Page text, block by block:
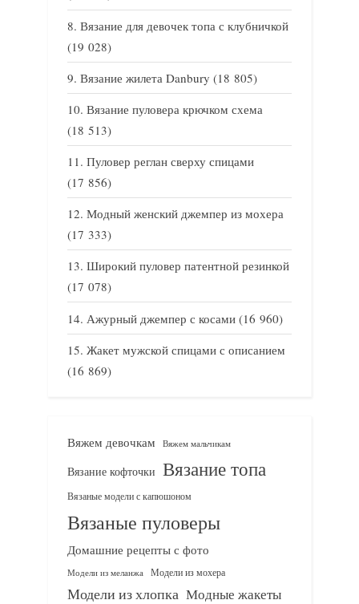
Вязание для девочек топа с клубничкой
(19 028)
Вязание жилета Danbury (18 805)
Вязание пуловера крючком схема
(18 513)
Пуловер реглан сверху спицами
(17 856)
Модный женский джемпер из мохера
(17 333)
Широкий пуловер патентной резинкой
(17 078)
Ажурный джемпер с косами (16 960)
Жакет мужской спицами с описанием
(16 869)
Вяжем девочкам Вяжем мальчикам
Вязание кофточки Вязание топа
Вязаные модели с капюшоном
Вязаные пуловеры
Домашние рецепты с фото
Модели из меланжа Модели из мохера
Модели из хлопка Модные жакеты